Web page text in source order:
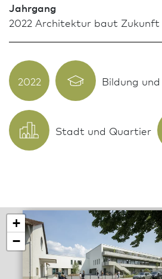
Jahrgang
2022 Archi­tektur baut Zukunft
2022 Bildung
Stadt und Quar­tier
+
−